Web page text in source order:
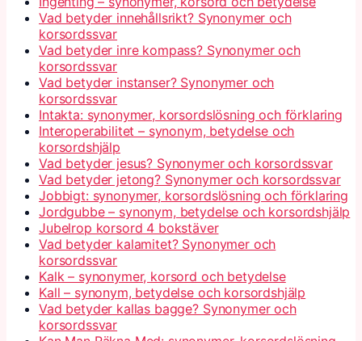
Vad betyder innehållsrikt? Synonymer och
korsordssvar
Vad betyder inre kompass? Synonymer och
korsordssvar
Vad betyder instanser? Synonymer och
korsordssvar
Intakta: synonymer, korsordslösning och förklaring
Interoperabilitet – synonym, betydelse och
korsordshjälp
Vad betyder jesus? Synonymer och korsordssvar
Vad betyder jetong? Synonymer och korsordssvar
Jobbigt: synonymer, korsordslösning och förklaring
Jordgubbe – synonym, betydelse och korsordshjälp
Jubelrop korsord 4 bokstäver
Vad betyder kalamitet? Synonymer och
korsordssvar
Kalk – synonymer, korsord och betydelse
Kall – synonym, betydelse och korsordshjälp
Vad betyder kallas bagge? Synonymer och
korsordssvar